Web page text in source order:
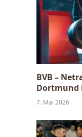
BVB –
Dortmund
7. Mai 2026